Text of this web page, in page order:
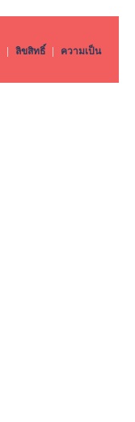
| ลิขสิทธิ์ | ความเป็น